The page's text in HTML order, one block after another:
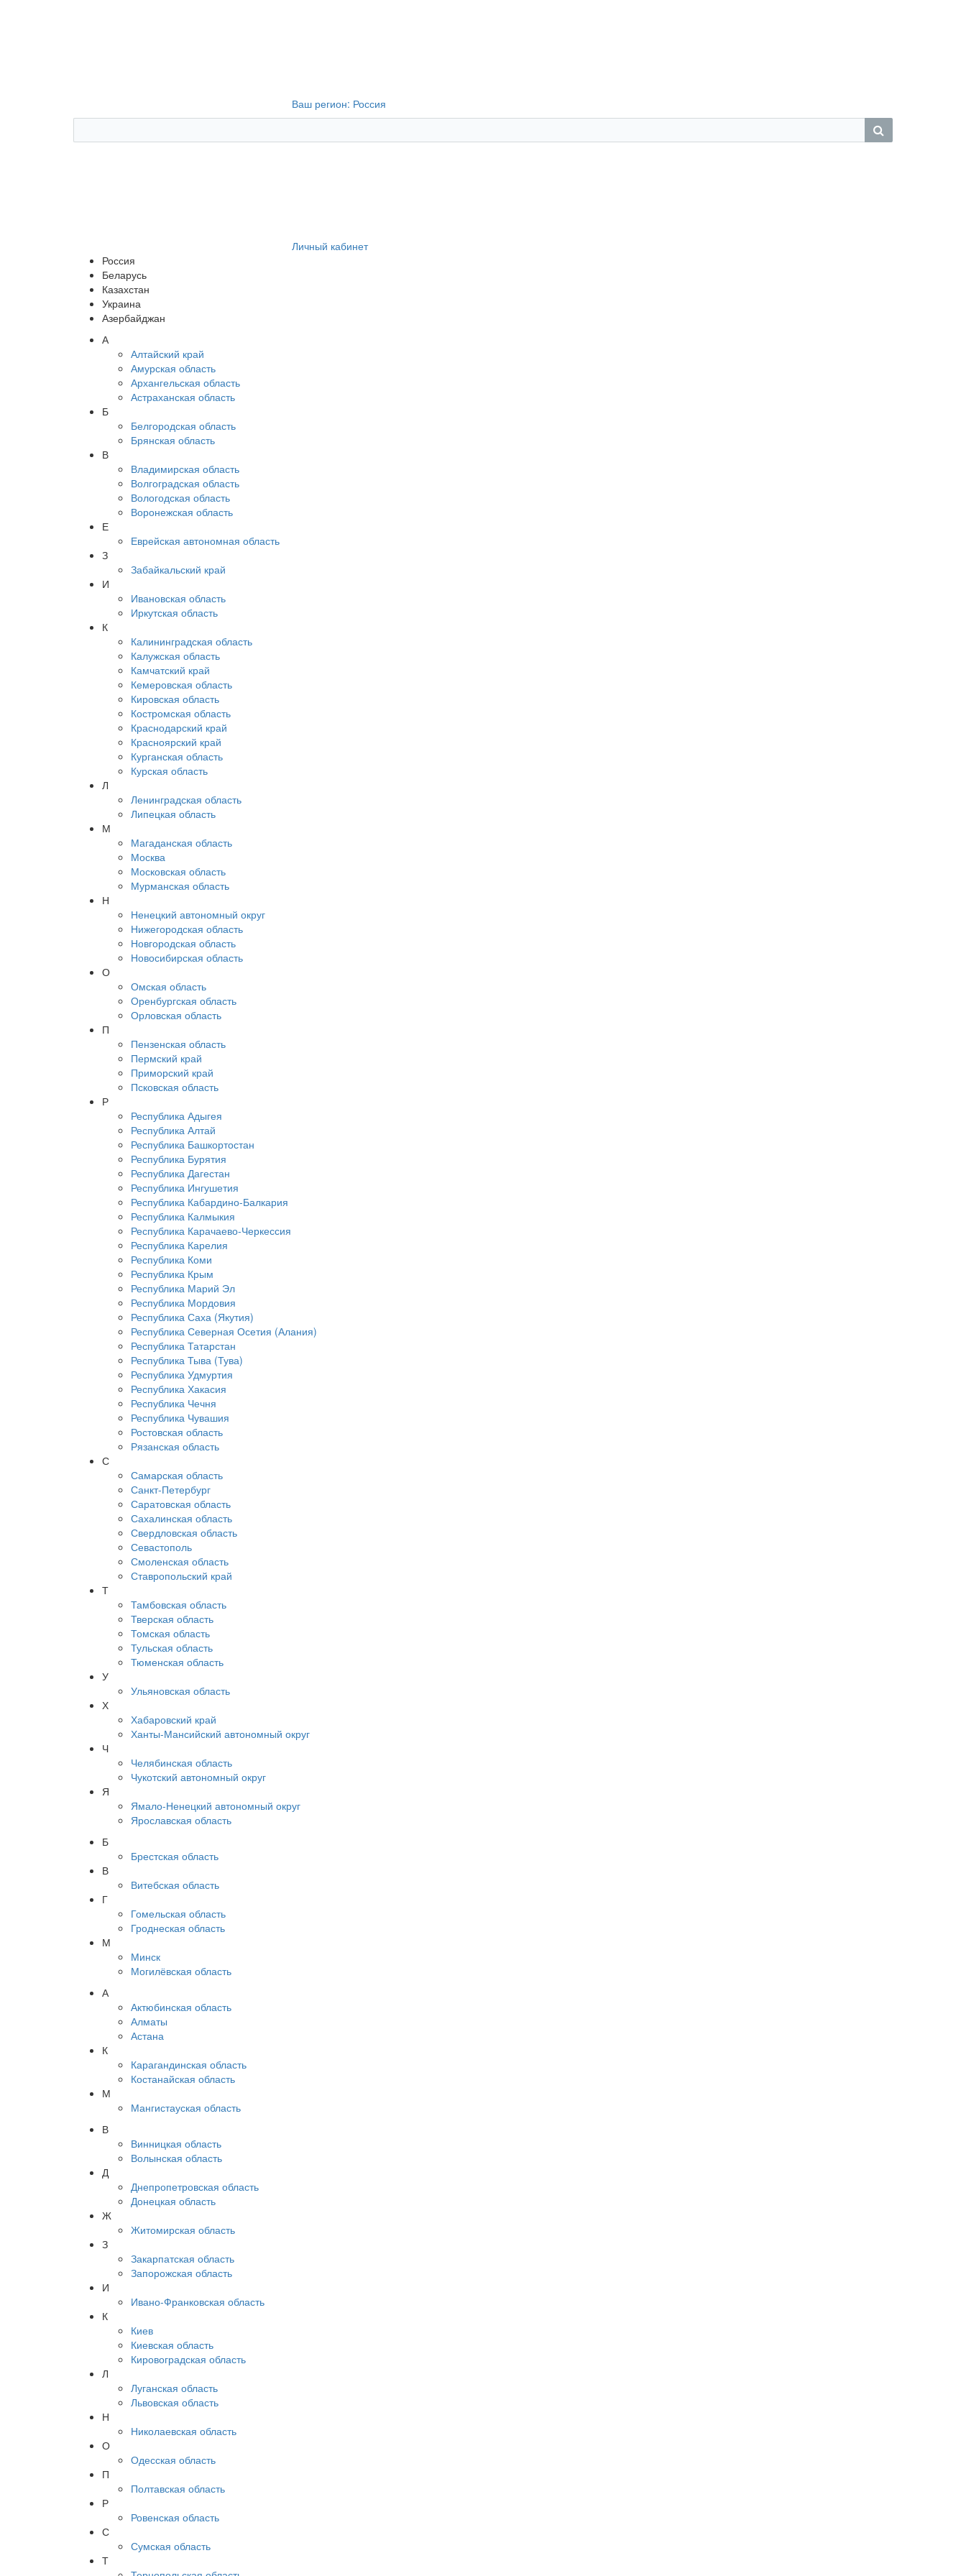
Ваш регион: Россия
Личный кабинет
Россия
Беларусь
Казахстан
Украина
Азербайджан
А
Алтайский край
Амурская область
Архангельская область
Астраханская область
Б
Белгородская область
Брянская область
В
Владимирская область
Волгоградская область
Вологодская область
Воронежская область
Е
Еврейская автономная область
З
Забайкальский край
И
Ивановская область
Иркутская область
К
Калининградская область
Калужская область
Камчатский край
Кемеровская область
Кировская область
Костромская область
Краснодарский край
Красноярский край
Курганская область
Курская область
Л
Ленинградская область
Липецкая область
М
Магаданская область
Москва
Московская область
Мурманская область
Н
Ненецкий автономный округ
Нижегородская область
Новгородская область
Новосибирская область
О
Омская область
Оренбургская область
Орловская область
П
Пензенская область
Пермский край
Приморский край
Псковская область
Р
Республика Адыгея
Республика Алтай
Республика Башкортостан
Республика Бурятия
Республика Дагестан
Республика Ингушетия
Республика Кабардино-Балкария
Республика Калмыкия
Республика Карачаево-Черкессия
Республика Карелия
Республика Коми
Республика Крым
Республика Марий Эл
Республика Мордовия
Республика Саха (Якутия)
Республика Северная Осетия (Алания)
Республика Татарстан
Республика Тыва (Тува)
Республика Удмуртия
Республика Хакасия
Республика Чечня
Республика Чувашия
Ростовская область
Рязанская область
С
Самарская область
Санкт-Петербург
Саратовская область
Сахалинская область
Свердловская область
Севастополь
Смоленская область
Ставропольский край
Т
Тамбовская область
Тверская область
Томская область
Тульская область
Тюменская область
У
Ульяновская область
Х
Хабаровский край
Ханты-Мансийский автономный округ
Ч
Челябинская область
Чукотский автономный округ
Я
Ямало-Ненецкий автономный округ
Ярославская область
Б
Брестская область
В
Витебская область
Г
Гомельская область
Гроднеская область
М
Минск
Могилёвская область
А
Актюбинская область
Алматы
Астана
К
Карагандинская область
Костанайская область
М
Мангистауская область
В
Винницкая область
Волынская область
Д
Днепропетровская область
Донецкая область
Ж
Житомирская область
З
Закарпатская область
Запорожская область
И
Ивано-Франковская область
К
Киев
Киевская область
Кировоградская область
Л
Луганская область
Львовская область
Н
Николаевская область
О
Одесская область
П
Полтавская область
Р
Ровенская область
С
Сумская область
Т